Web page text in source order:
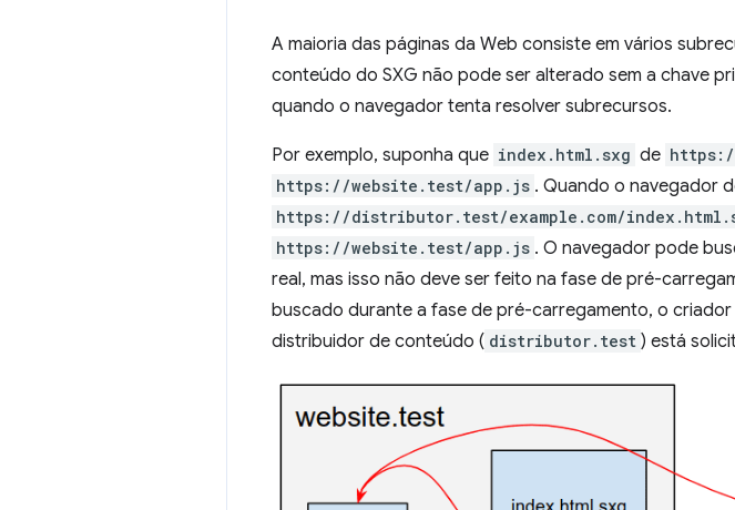
A maioria das páginas da Web consiste em vários
conteúdo do SXG não pode ser alterado sem a chave
quando o navegador tenta resolver subrecursos.
Por exemplo, suponha que index.html.sxg de
https://website.test/app.js . Quando o navegador
https://distributor.test/example.com/
https://website.test/app.js . O navegador pode
real, mas isso não deve ser feito na fase de pré-
buscado durante a fase de pré-carregamento, o
distribuidor de conteúdo ( distributor.test ) está